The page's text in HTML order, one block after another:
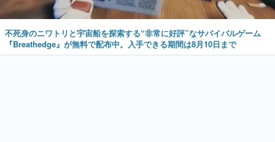
不死身のニワトリと宇宙船を探索する“非常に好評”なサバイバルゲーム
『Breathedge』が無料で配布中。入手できる期間は8月10日まで